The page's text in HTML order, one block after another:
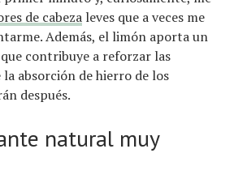
de cabeza leves que a veces me
Además, el limón aporta un
contribuye a reforzar las
la absorción de hierro de los
después.
natural muy